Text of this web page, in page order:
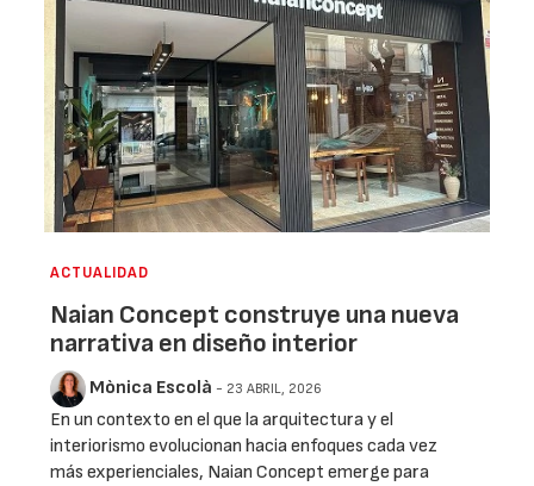
ACTUALIDAD
Naian Concept construye una nueva
narrativa en diseño interior
Mònica Escolà - 23 ABRIL, 2026
En un contexto en el que la arquitectura y el
interiorismo evolucionan hacia enfoques cada vez
más experienciales, Naian Concept emerge para